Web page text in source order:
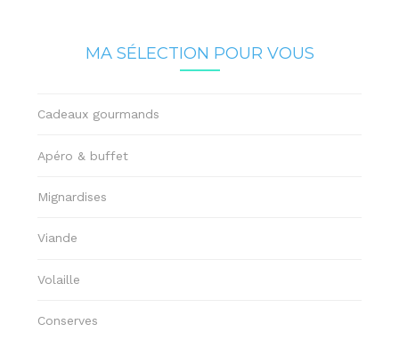
MA SÉLECTION POUR VOUS
Cadeaux gourmands
Apéro & buffet
Mignardises
Viande
Volaille
Conserves